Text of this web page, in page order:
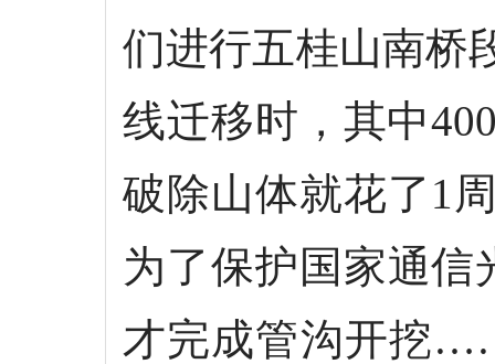
们进行五桂山南桥
线迁移时，其中
破除山体就花了1
为了保护国家通信
才完成管沟开挖